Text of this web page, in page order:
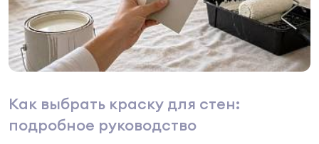
Как выбрать краску для стен:
подробное руководство